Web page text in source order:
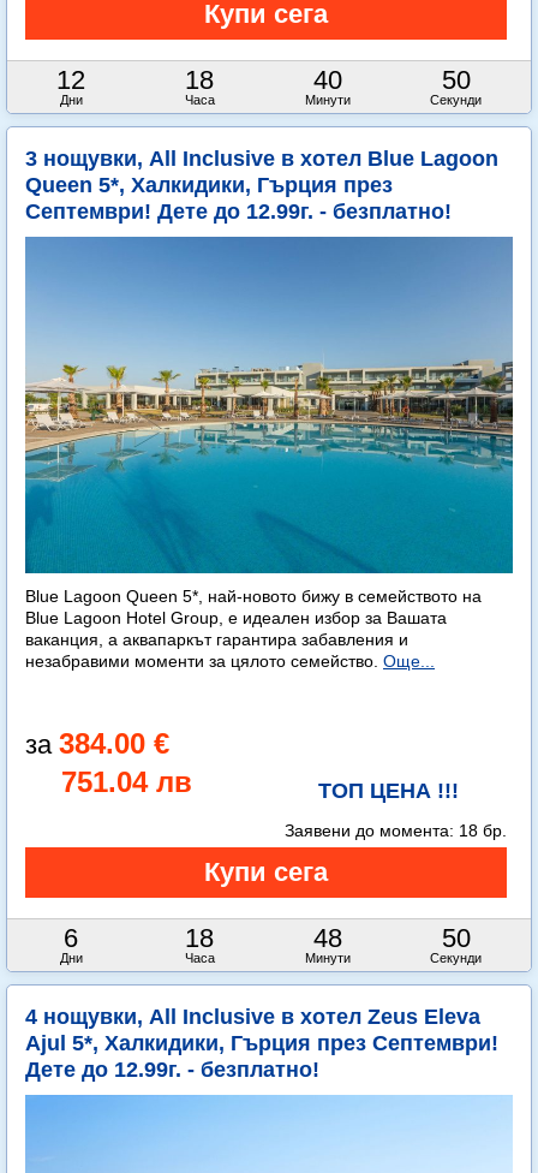
12
Дни
18
Часа
40
Минути
49
Секунди
3 нощувки, All Inclusive в хотел Blue Lagoon
Queen 5*, Халкидики, Гърция през
Септември! Дете до 12.99г. - безплатно!
Blue Lagoon Queen 5*, най-новото бижу в семейството на
Blue Lagoon Hotel Group, е идеален избор за Вашата
ваканция, а аквапаркът гарантира забавления и
незабравими моменти за цялото семейство. Още...
384.00 €
751.04 лв
ТОП ЦЕНА !!!
6
Дни
18
Часа
48
Минути
49
Секунди
Заявени до момента: 18 бр.
4 нощувки, All Inclusive в хотел Zeus Eleva
Ajul 5*, Халкидики, Гърция през Септември!
Дете до 12.99г. - безплатно!